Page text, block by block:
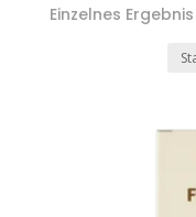
Einzelnes